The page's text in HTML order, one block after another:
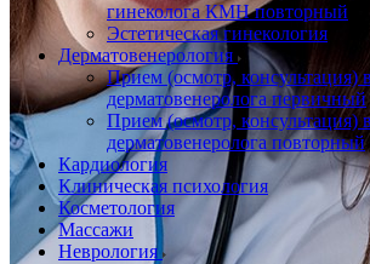
гинеколога КМН повторный
Эстетическая гинекология
Дерматовенерология
Прием (осмотр, консультация)
дерматовенеролога первичный
Прием (осмотр, консультация)
дерматовенеролога повторный
Кардиология
Клиническая психология
Косметология
Массажи
Неврология